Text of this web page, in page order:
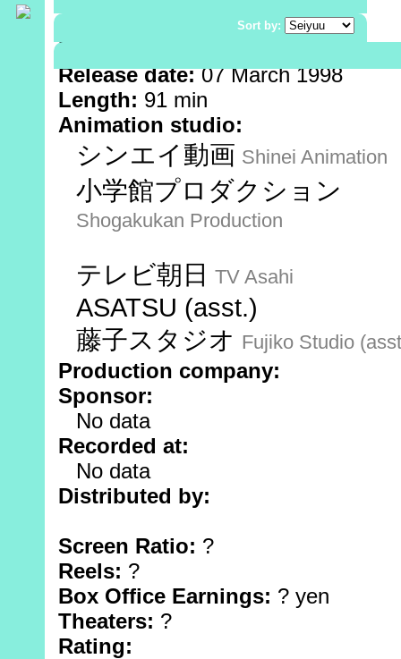
Medium:
Release date:07 March 1998
Length: 91 min
Animation studio:
シンエイ動画 Shinei Animation
小学館プロダクション
Shogakukan Production
テレビ朝日 TV Asahi
ASATSU (asst.)
藤子スタジオ Fujiko Studio
Production company:
Sponsor:
No data
Recorded at:
No data
Distributed by:
Screen Ratio: ?
Reels: ?
Box Office Earnings: ? yen
Theaters: ?
Rating:
Sort by: